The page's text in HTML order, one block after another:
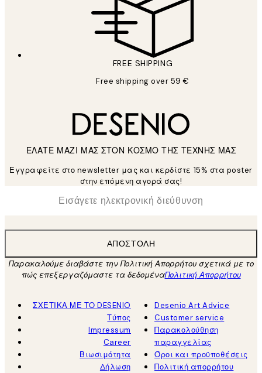
FREE SHIPPING
Free shipping over 59 €
ΕΛΑΤΕ ΜΑΖΙ ΜΑΣ ΣΤΟΝ ΚΟΣΜΟ ΤΗΣ ΤΕΧΝΗΣ ΜΑΣ
Εγγραφείτε στο newsletter μας και κερδίστε 15% στα poster
στην επόμενη αγορά σας!
Ηλεκτρονική Διεύθυνση
ΑΠΟΣΤΟΛΉ
Παρακαλούμε διαβάστε την Πολιτική Απορρήτου σχετικά με το
πώς επεξεργαζόμαστε τα δεδομέναΠολιτική Απορρήτου
ΣΧΕΤΙΚΑ ΜΕ ΤΟ DESENIO
Τύπος
Impressum
Career
Βιωσιμότητα
Δήλωση
Desenio Art Advice
Customer service
Παρακολούθηση
παραγγελίας
Όροι και προϋποθέσεις
Πολιτική απορρήτου